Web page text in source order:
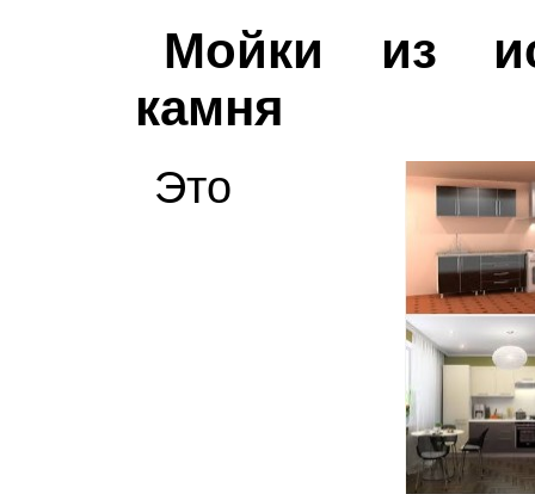
Мойки из
камня
Это